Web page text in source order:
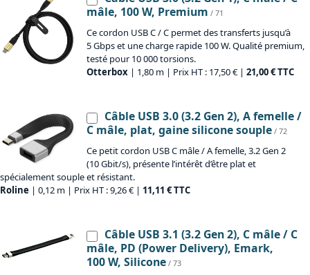
mâle, 100 W, Premium / 71
Ce cordon USB C / C permet des transferts jusqu’à
5 Gbps et une charge rapide 100 W. Qualité premium,
testé pour 10 000 torsions.
Otterbox | 1,80 m | Prix HT : 17,50 € | 21,00 € TTC
Câble USB 3.0 (3.2 Gen 2), A femelle /
C mâle, plat, gaine silicone souple / 72
Ce petit cordon USB C mâle / A femelle, 3.2 Gen 2
(10 Gbit/s), présente l’intérêt d’être plat et
spécialement souple et résistant.
Roline | 0,12 m | Prix HT : 9,26 € | 11,11 € TTC
Câble USB 3.1 (3.2 Gen 2), C mâle / C
mâle, PD (Power Delivery), Emark,
100 W, Silicone / 73